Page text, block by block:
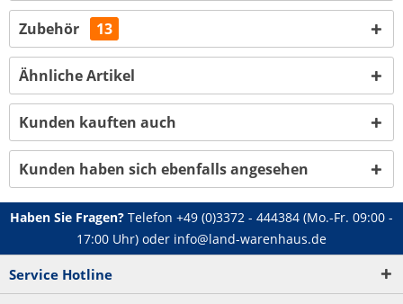
Zubehör 13
Ähnliche Artikel
Kunden kauften auch
Kunden haben sich ebenfalls angesehen
Haben Sie Fragen? Telefon +49 (0)3372 - 444384 (Mo.-Fr. 09:00 -
17:00 Uhr) oder info@land-warenhaus.de
Service Hotline